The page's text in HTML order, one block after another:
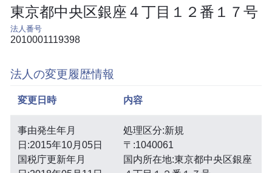
東京都中央区銀座４丁目１２番１７号
法人番号
2010001119398
法人の変更履歴情報
変更日時 内容
事由発生年月
日:2015年10月05日
国税庁更新年月
処理区分:新規
〒:1040061
国内所在地:東京都中央区銀座